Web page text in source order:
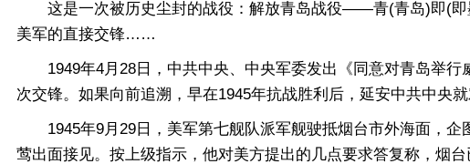
这是一次被历史尘封的战役：解放青岛战役——青(青岛)即(即
美军的直接交锋……
1949年4月28日，中共中央、中央军委发出《同意对青岛举行
次交锋。如果向前追溯，早在1945年抗战胜利后，延安中共中央
1945年9月29日，美军第七舰队派军舰驶抵烟台市外海面，企
莺出面接见。按上级指示，他对美方提出的几点要求答复称，烟